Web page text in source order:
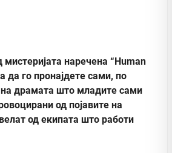
мистеријата наречена “Human
да го пронајдете сами, по
драмата што младите сами
од појавите на
од екипата што работи